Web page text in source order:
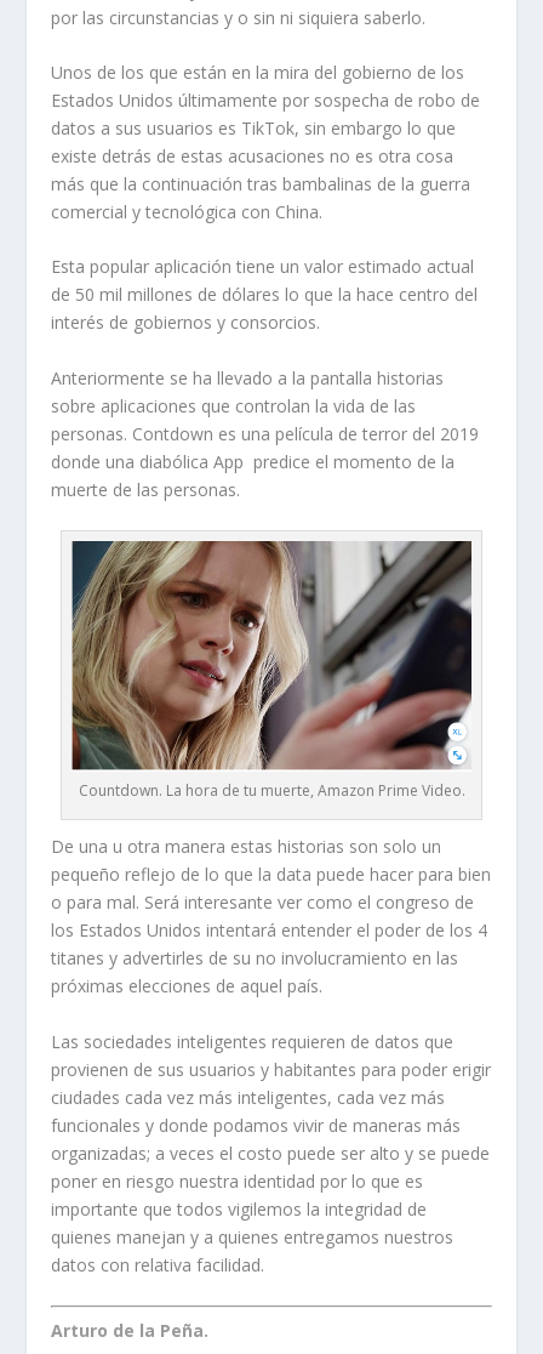
por las circunstancias y o sin ni siquiera saberlo.
Unos de los que están en la mira del gobierno de los
Estados Unidos últimamente por sospecha de robo de
datos a sus usuarios es TikTok, sin embargo lo que
existe detrás de estas acusaciones no es otra cosa
más que la continuación tras bambalinas de la guerra
comercial y tecnológica con China.
Esta popular aplicación tiene un valor estimado actual
de 50 mil millones de dólares lo que la hace centro del
interés de gobiernos y consorcios.
Anteriormente se ha llevado a la pantalla historias
sobre aplicaciones que controlan la vida de las
personas. Contdown es una película de terror del 2019
donde una diabólica App predice el momento de la
muerte de las personas.
Countdown. La hora de tu muerte, Amazon Prime Video.
De una u otra manera estas historias son solo un
pequeño reflejo de lo que la data puede hacer para bien
o para mal. Será interesante ver como el congreso de
los Estados Unidos intentará entender el poder de los 4
titanes y advertirles de su no involucramiento en las
próximas elecciones de aquel país.
Las sociedades inteligentes requieren de datos que
provienen de sus usuarios y habitantes para poder erigir
ciudades cada vez más inteligentes, cada vez más
funcionales y donde podamos vivir de maneras más
organizadas; a veces el costo puede ser alto y se puede
poner en riesgo nuestra identidad por lo que es
importante que todos vigilemos la integridad de
quienes manejan y a quienes entregamos nuestros
datos con relativa facilidad.
Arturo de la Peña.